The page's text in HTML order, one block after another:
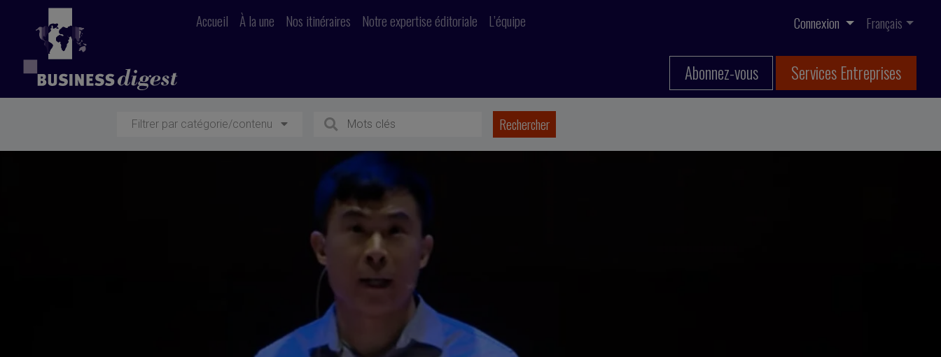
Accueil À la une Nos itinéraires Notre expertise éditoriale L’équipe Connexion Français
Abonnez-vous Services Entreprises
Filtrer par catégorie/contenu